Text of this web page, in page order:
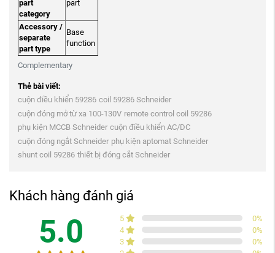
Complementary
part
category
part
Accessory /
separate
part type
Base
function
Thẻ bài viết:
cuộn điều khiển 59286 coil 59286 Schneider
cuộn đóng mở từ xa 100-130V remote control coil 59286
phụ kiện MCCB Schneider cuộn điều khiển AC/DC
cuộn đóng ngắt Schneider phụ kiện aptomat Schneider
shunt coil 59286 thiết bị đóng cắt Schneider
Khách hàng đánh giá
5.0 5 0%
4
0%
3
0%